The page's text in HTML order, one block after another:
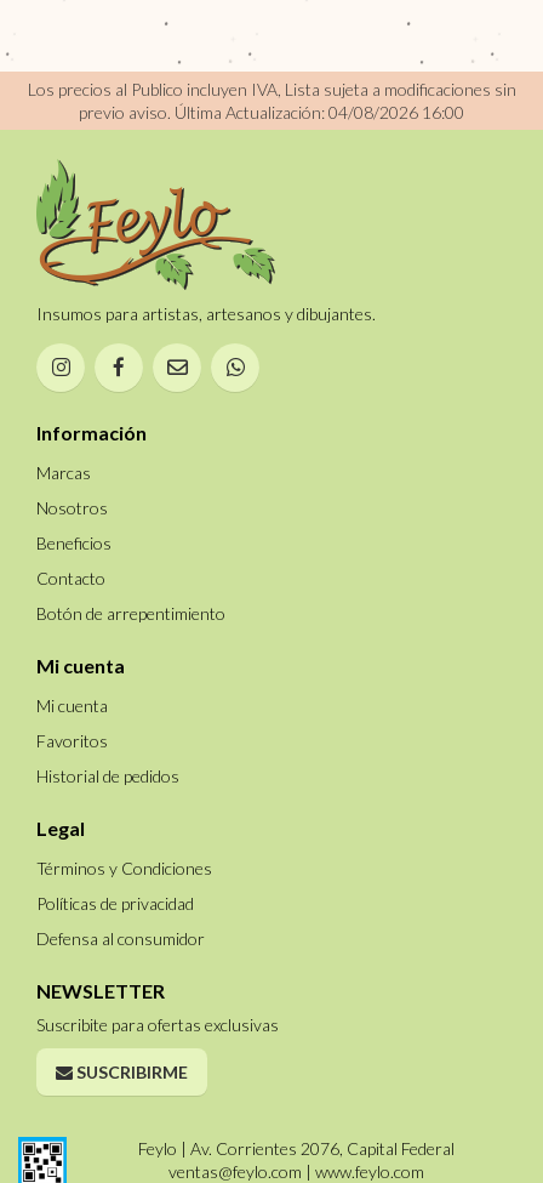
Los precios al Publico incluyen IVA, Lista sujeta a modificaciones sin
previo aviso. Última Actualización: 04/08/2026 16:00
Insumos para artistas, artesanos y dibujantes.
Información
Marcas
Nosotros
Beneficios
Contacto
Botón de arrepentimiento
Mi cuenta
Mi cuenta
Favoritos
Historial de pedidos
Legal
Términos y Condiciones
Políticas de privacidad
Defensa al consumidor
NEWSLETTER
Suscribite para ofertas exclusivas
SUSCRIBIRME
Feylo | Av. Corrientes 2076, Capital Federal
ventas@feylo.com | www.feylo.com